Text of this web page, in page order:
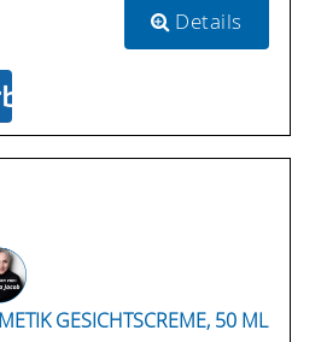
Details
GESICHTSCREME, 50 ML